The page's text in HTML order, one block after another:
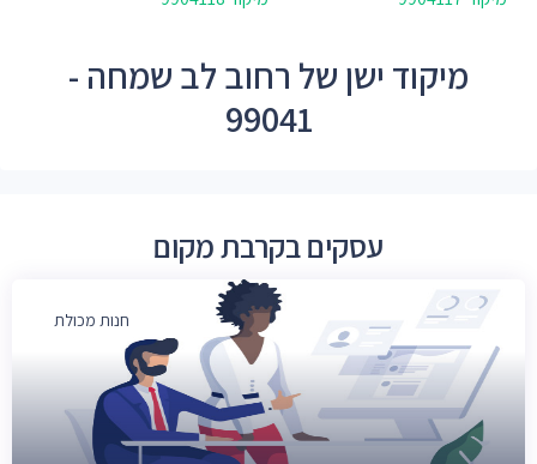
מיקוד ישן של רחוב לב שמחה -
99041
עסקים בקרבת מקום
חנות מכולת